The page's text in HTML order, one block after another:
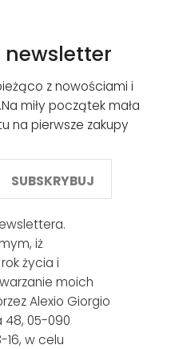
newsletter
z nowościami i
Na miły początek mała
na pierwsze zakupy
SUBSKRYBUJ
iż
życia i
moich
Alexio Giorgio
48, 05-090
16, w celu